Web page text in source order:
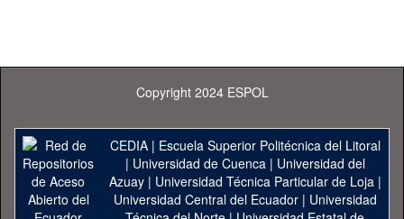
Copyright 2024 ESPOL
CEDIA| Escuela Superior Politécnica del Litoral
| Universidad de Cuenca| Universidad del
Azuay| Universidad Técnica Particular de Loja|
Universidad Central del Ecuador| Universidad